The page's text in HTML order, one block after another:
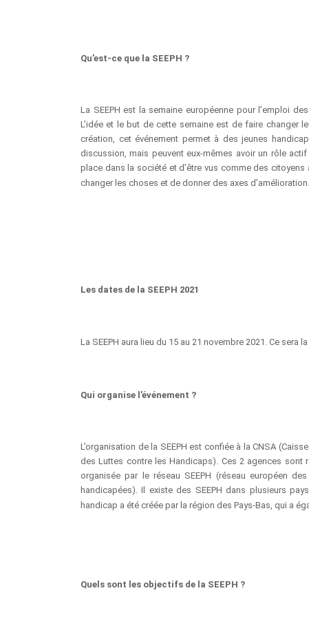
Qu’est-ce que la SEEPH ?
La SEEPH est la semaine européenne pour l’emploi
L’idée et le but de cette semaine est de faire changer
création, cet événement permet à des jeunes
discussion, mais peuvent eux-mêmes avoir un rôle
place dans la société et d’être vus comme des
changer les choses et de donner des axes d’amélioration.
Les dates de la SEEPH 2021
La SEEPH aura lieu du 15 au 21 novembre 2021. Ce sera
Qui organise l’événement ?
L’organisation de la SEEPH est confiée à la CNSA
des Luttes contre les Handicaps). Ces 2 agences sont
organisée par le réseau SEEPH (réseau européen
handicapées). Il existe des SEEPH dans plusieurs
handicap a été créée par la région des Pays-Bas, qui a
Quels sont les objectifs de la SEEPH ?